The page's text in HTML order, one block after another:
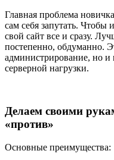
Главная проблема
сам себя запутать. Чтобы
свой сайт все и сразу.
постепенно, обдуманно.
администрирование, но
серверной нагрузки.
Делаем своими
«против»
Основные преимущества: